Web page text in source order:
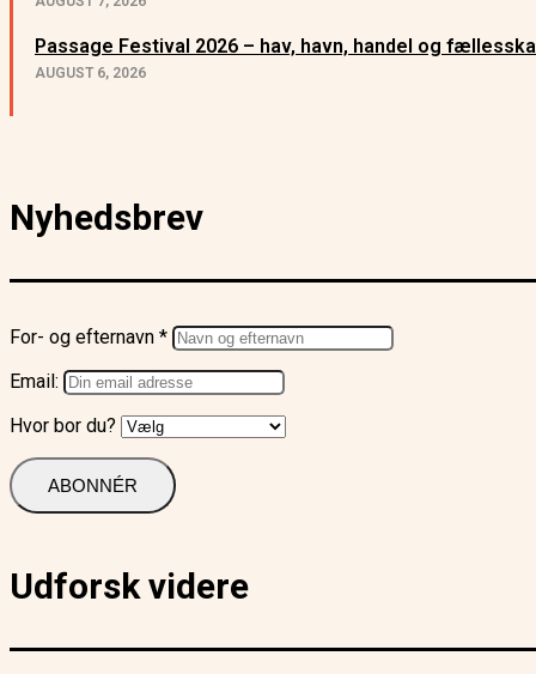
Passage Festival 2026 – hav, havn, handel og
AUGUST 6, 2026
Nyhedsbrev
For- og efternavn *
Email:
Hvor bor du?
Udforsk videre